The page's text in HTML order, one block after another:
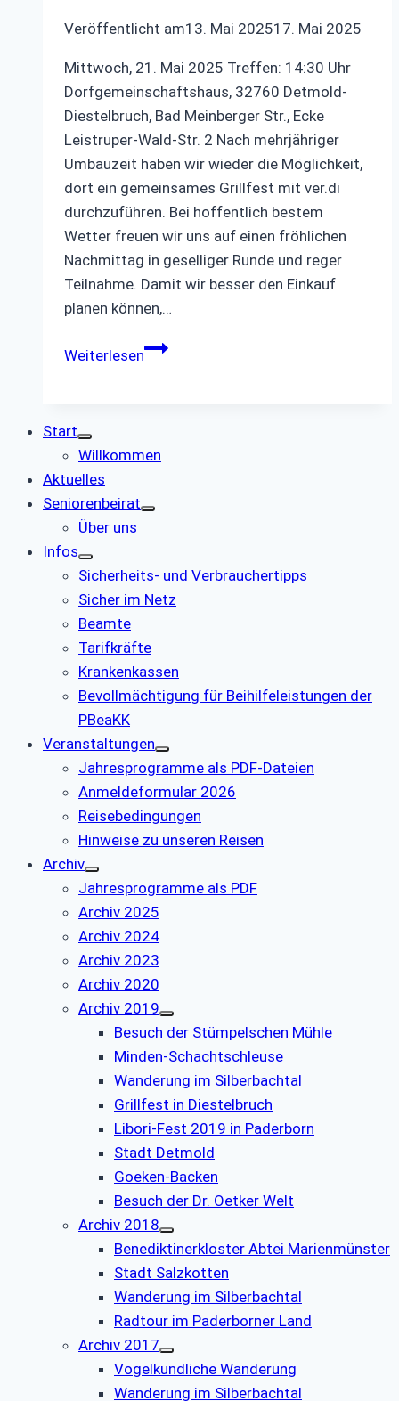
Veröffentlicht am13. Mai 202517. Mai 2025
Mittwoch, 21. Mai 2025 Treffen: 14:30 Uhr
Dorfgemeinschaftshaus, 32760 Detmold-
Diestelbruch, Bad Meinberger Str., Ecke
Leistruper-Wald-Str. 2 Nach mehrjähriger
Umbauzeit haben wir wieder die Möglichkeit,
dort ein gemeinsames Grillfest mit ver.di
durchzuführen. Bei hoffentlich bestem
Wetter freuen wir uns auf einen fröhlichen
Nachmittag in geselliger Runde und reger
Teilnahme. Damit wir besser den Einkauf
planen können,…
WeiterlesenGrillfest
Start
Willkommen
Aktuelles
Seniorenbeirat
Über uns
Infos
Sicherheits- und Verbrauchertipps
Sicher im Netz
Beamte
Tarifkräfte
Krankenkassen
Bevollmächtigung für Beihilfeleistungen der
PBeaKK
Veranstaltungen
Jahresprogramme als PDF-Dateien
Anmeldeformular 2026
Reisebedingungen
Hinweise zu unseren Reisen
Archiv
Jahresprogramme als PDF
Archiv 2025
Archiv 2024
Archiv 2023
Archiv 2020
Archiv 2019
Besuch der Stümpelschen Mühle
Minden-Schachtschleuse
Wanderung im Silberbachtal
Grillfest in Diestelbruch
Libori-Fest 2019 in Paderborn
Stadt Detmold
Goeken-Backen
Besuch der Dr. Oetker Welt
Archiv 2018
Benediktinerkloster Abtei Marienmünster
Stadt Salzkotten
Wanderung im Silberbachtal
Radtour im Paderborner Land
Archiv 2017
Vogelkundliche Wanderung
Wanderung im Silberbachtal